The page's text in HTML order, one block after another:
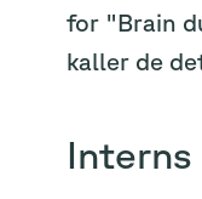
for "Brain
kaller de
Interns